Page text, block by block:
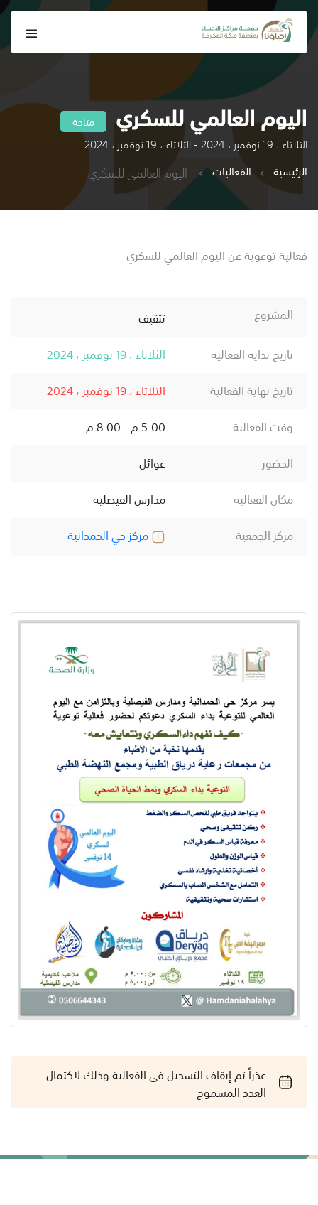
اليوم العالمي للسكري متاحة
الثلاثاء ، 19 نوفمبر ، 2024 - الثلاثاء ، 19 نوفمبر ، 2024
الرئيسية
الفعاليات اليوم العالمي للسكري
فعالية توعوية عن اليوم العالمي للسكري
المشروع
تثقيف
تاريخ بداية الفعالية
الثلاثاء ، 19 نوفمبر ، 2024
تاريخ نهاية الفعالية
الثلاثاء ، 19 نوفمبر ، 2024
وقت الفعالية
5:00 م - 8:00 م
الحضور
عوائل
مكان الفعالية
مدارس الفيصلية
مركز الجمعية
مركز حي الحمدانية
عذراً تم إيقاف التسجيل في الفعالية وذلك لاكتمال
العدد المسموح